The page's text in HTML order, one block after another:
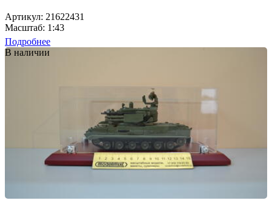
Артикул: 21622431
Масштаб: 1:43
Подробнее
В наличии